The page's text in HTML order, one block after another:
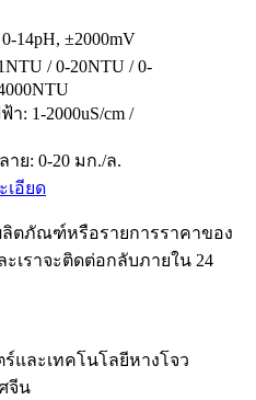
14pH, ±2000mV
/ 0-20NTU / 0-
: 1-2000uS/cm /
าย: 0-20 มก./ล.
เอียด
ลิตภัณฑ์หรือรายการราคาของ
ะเราจะติดต่อกลับภายใน 24
และเทคโนโลยีหางโจว
จีน